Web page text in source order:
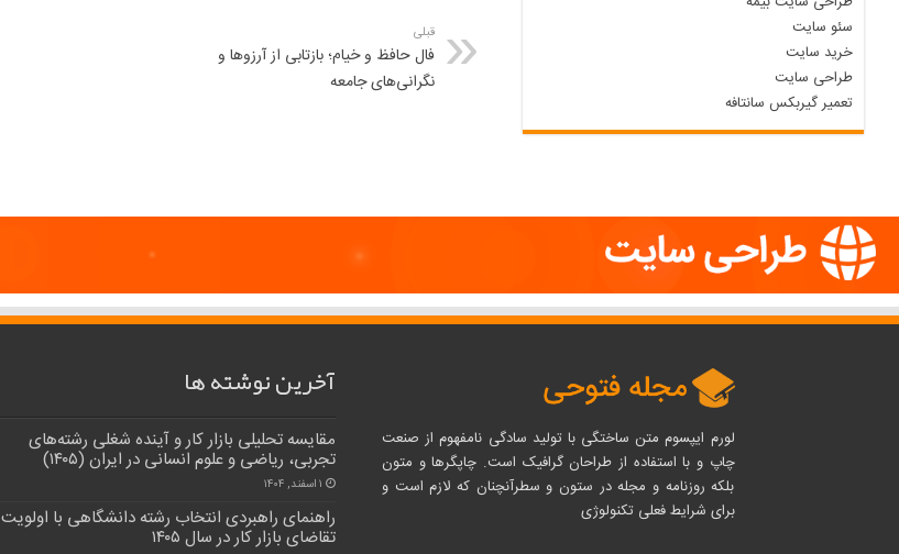
قبلی
فال حافظ و خیام؛ بازتابی از آرزوها و
نگرانی‌های جامعه
سئو سایت
خرید سایت
طراحی سایت
تعمیر گیربکس سانتافه
لورم ایپسوم متن ساختگی با تولید سادگی نامفهوم از صنعت
چاپ و با استفاده از طراحان گرافیک است. چاپگرها و متون
بلکه روزنامه و مجله در ستون و سطرآنچنان که لازم است و
برای شرایط فعلی تکنولوژی
آخرین نوشته ها
مقایسه تحلیلی بازار کار و آینده شغلی رشته‌های
تجربی، ریاضی و علوم انسانی در ایران (۱۴۰۵)
۱ اسفند, ۱۴۰۴
راهنمای راهبردی انتخاب رشته دانشگاهی با اولویت
تقاضای بازار کار در سال ۱۴۰۵